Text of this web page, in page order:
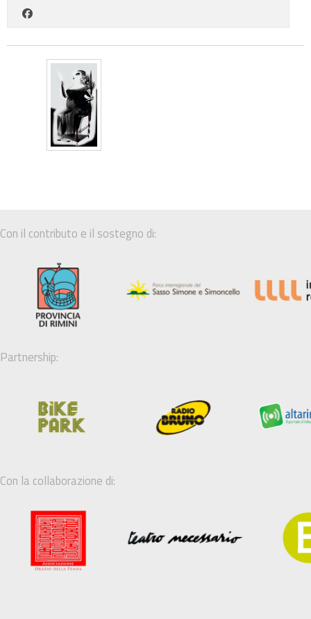
Con il contributo e il sostegno di:
Partnership:
Con la collaborazione di: